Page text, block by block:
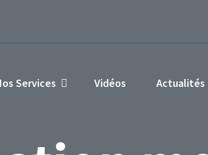
Services Vidéos Actualités